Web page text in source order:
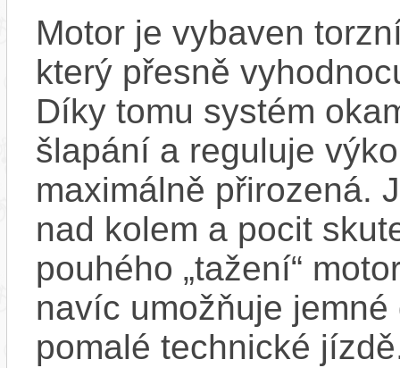
Motor je vybaven
který přesně
Díky tomu systém
šlapání a reguluje
maximálně přirozená.
nad kolem a pocit
pouhého „tažení“
navíc umožňuje
pomalé technické